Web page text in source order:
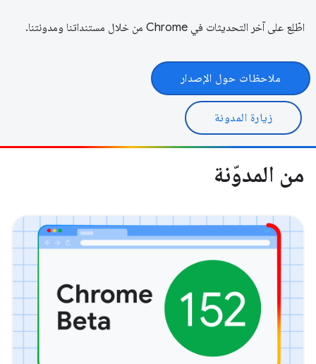
اطّلِع على آخر التحديثات في Chrome من خلال مستنداتنا ومدونتنا.
ملاحظات حول الإصدار
زيارة المدونة
من المدوّنة